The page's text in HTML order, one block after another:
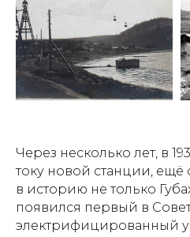
Через несколько лет, в
току новой станции,
в историю не только
появился первый в
электрифицированный